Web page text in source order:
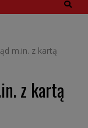
m.in. z kartą
z kartą